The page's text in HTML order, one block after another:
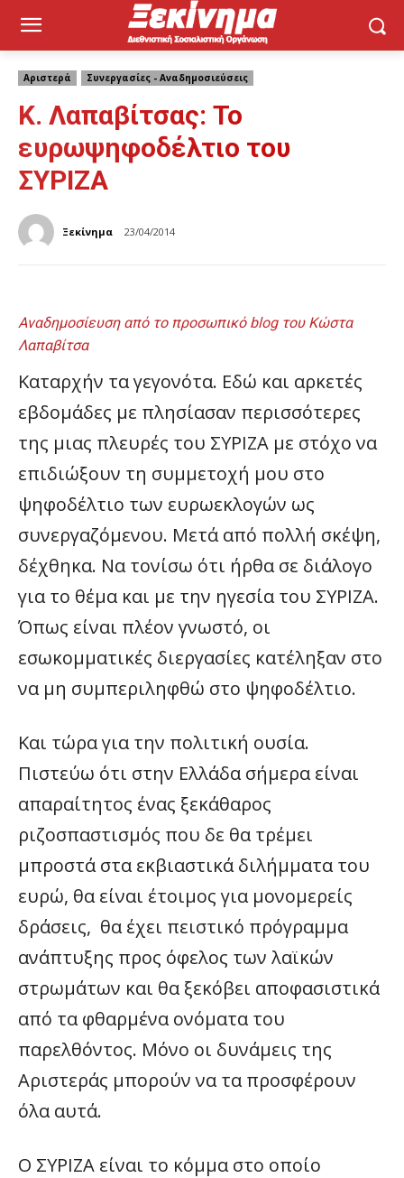
Αριστερά Συνεργασίες - Αναδημοσιεύσεις
Κ. Λαπαβίτσας: Το
ευρωψηφοδέλτιο του
ΣΥΡΙΖΑ
Ξεκίνημα 23/04/2014
Αναδημοσίευση από το προσωπικό blogτου Κώστα
Λαπαβίτσα
Καταρχήν τα γεγονότα. Εδώ και αρκετές
εβδομάδες με πλησίασαν περισσότερες
της μιας πλευρές του ΣΥΡΙΖΑ με στόχο να
επιδιώξουν τη συμμετοχή μου στο
ψηφοδέλτιο των ευρωεκλογών ως
συνεργαζόμενου. Μετά από πολλή σκέψη,
δέχθηκα. Να τονίσω ότι ήρθα σε διάλογο
για το θέμα και με την ηγεσία του ΣΥΡΙΖΑ.
Όπως είναι πλέον γνωστό, οι
εσωκομματικές διεργασίες κατέληξαν στο
να μη συμπεριληφθώ στο ψηφοδέλτιο.
Και τώρα για την πολιτική ουσία.
Πιστεύω ότι στην Ελλάδα σήμερα είναι
απαραίτητος ένας ξεκάθαρος
ριζοσπαστισμός που δε θα τρέμει
μπροστά στα εκβιαστικά διλήμματα του
ευρώ, θα είναι έτοιμος για μονομερείς
δράσεις, θα έχει πειστικό πρόγραμμα
ανάπτυξης προς όφελος των λαϊκών
στρωμάτων και θα ξεκόβει αποφασιστικά
από τα φθαρμένα ονόματα του
παρελθόντος. Μόνο οι δυνάμεις της
Αριστεράς μπορούν να τα προσφέρουν
όλα αυτά.
Ο ΣΥΡΙΖΑ είναι το κόμμα στο οποίο